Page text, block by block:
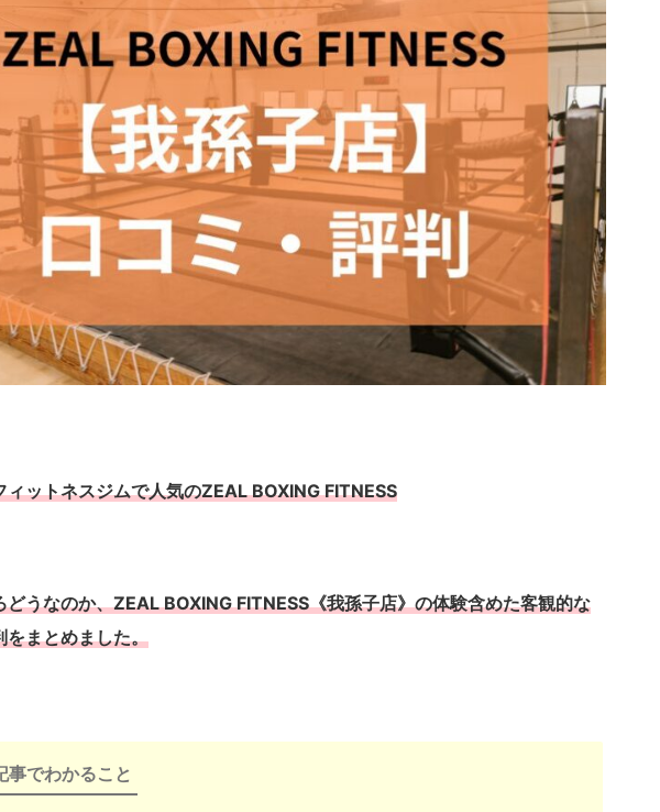
ィットネスジムで人気のZEAL BOXING FITNESS
どうなのか、ZEAL BOXING FITNESS《我孫子店》の体験含めた客観的な
をまとめました。
事でわかること